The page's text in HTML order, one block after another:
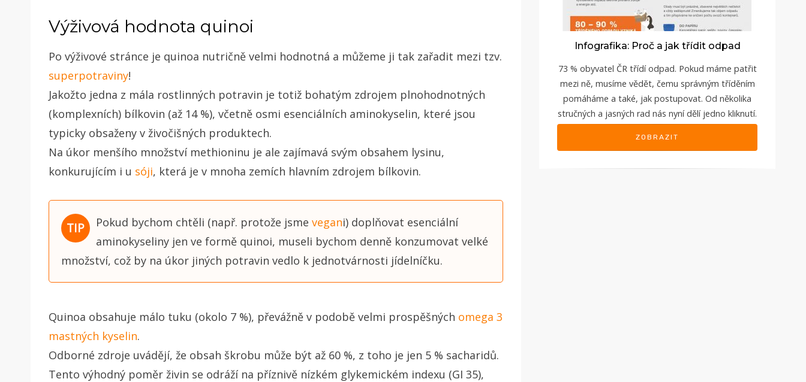
Výživová hodnota quinoi
Po výživové stránce je quinoa nutričně velmi hodnotná a můžeme ji tak zařadit mezi tzv.
superpotraviny!
Jakožto jedna z mála rostlinných potravin je totiž bohatým zdrojem plnohodnotných
(komplexních) bílkovin (až 14 %), včetně osmi esenciálních aminokyselin, které jsou
typicky obsaženy v živočišných produktech.
Na úkor menšího množství methioninu je ale zajímavá svým obsahem lysinu,
konkurujícím i u sóji, která je v mnoha zemích hlavním zdrojem bílkovin.
Pokud bychom chtěli (např. protože jsme vegani) doplňovat esenciální
aminokyseliny jen ve formě quinoi, museli bychom denně konzumovat velké
množství, což by na úkor jiných potravin vedlo k jednotvárnosti jídelníčku.
Quinoa obsahuje málo tuku (okolo 7 %), převážně v podobě velmi prospěšných omega 3
mastných kyselin.
Odborné zdroje uvádějí, že obsah škrobu může být až 60 %, z toho je jen 5 % sacharidů.
Tento výhodný poměr živin se odráží na příznivě nízkém glykemickém indexu (GI 35),
Infografika: Proč a jak třídit odpad
73 % obyvatel ČR třídí odpad. Pokud máme patřit
mezi ně, musíme vědět, čemu správným tříděním
pomáháme a také, jak postupovat. Od několika
stručných a jasných rad nás nyní dělí jedno kliknutí.
ZOBRAZIT